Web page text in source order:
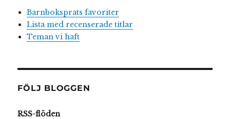
Barnboksprats favoriter
Lista med recenserade titlar
Teman vi haft
FÖLJ BLOGGEN
RSS-flöden